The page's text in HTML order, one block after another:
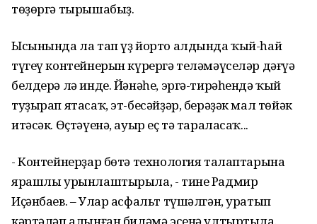
төҙөргә тырышабыҙ.
Ысынында ла тап үҙ йорто алдында ҡый-һай
түгеү контейнерын күрергә теләмәүселәр дәғүә
белдерә лә инде. Йәнәһе, эргә-тирәһендә ҡый
туҙырап ятасаҡ, эт-бесәйҙәр, берәҙәк мал төйәк
итәсәк. Өҫтәүенә, ауыр еҫ тә тараласаҡ...
- Контейнерҙар бөтә технология талаптарына
ярашлы урынлаштырыла, - тине Радмир
Иҫәнбаев. – Улар асфальт түшәлгән, уратып